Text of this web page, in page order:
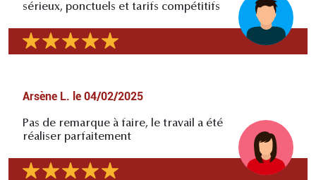
sérieux, ponctuels et tarifs compétitifs
Arsène L. le 04/02/2025
Pas de remarque à faire, le travail a été
réaliser parfaitement